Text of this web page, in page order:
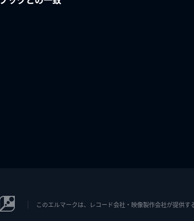
このエルマークは、レコード会社・映像製作会社が提供